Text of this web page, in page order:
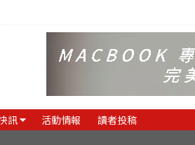
訊 活動情報 讀者投稿